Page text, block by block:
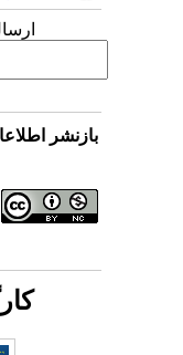
بازنشر